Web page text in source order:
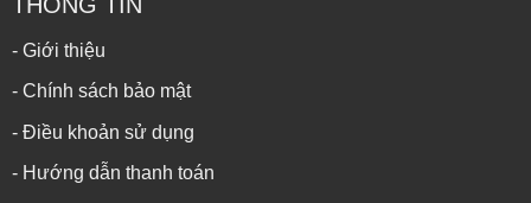
- Giới thiệu
- Chính sách bảo mật
- Điều khoản sử dụng
- Hướng dẫn thanh toán